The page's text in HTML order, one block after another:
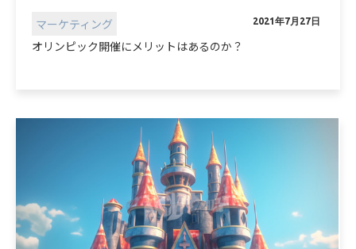
マーケティング 2021年7月27日
オリンピック開催にメリットはあるのか？